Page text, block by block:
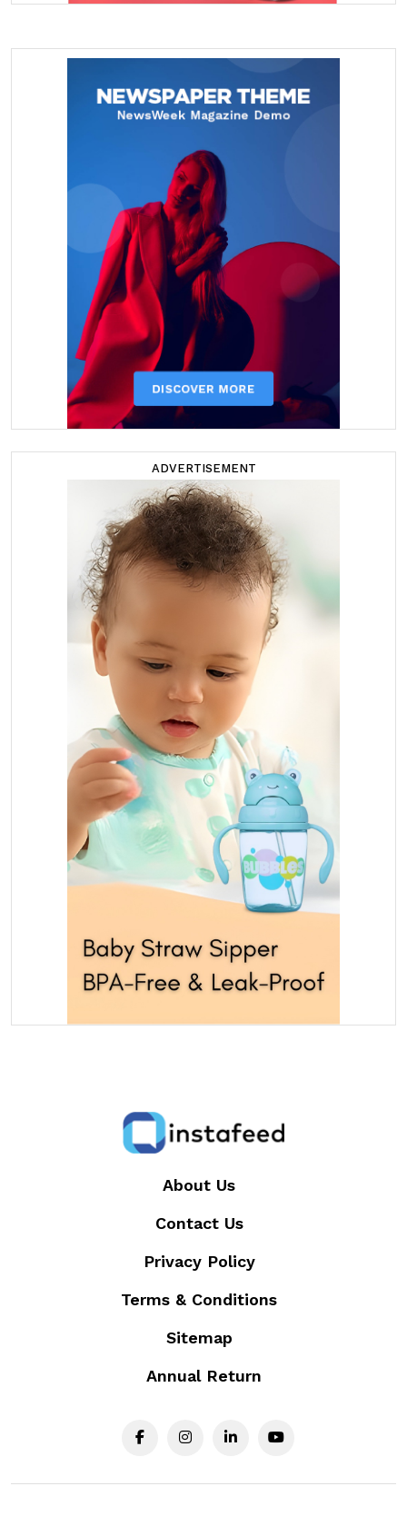
ADVERTISEMENT
About Us
Contact Us
Privacy Policy
Terms & Conditions
Sitemap
Annual Return